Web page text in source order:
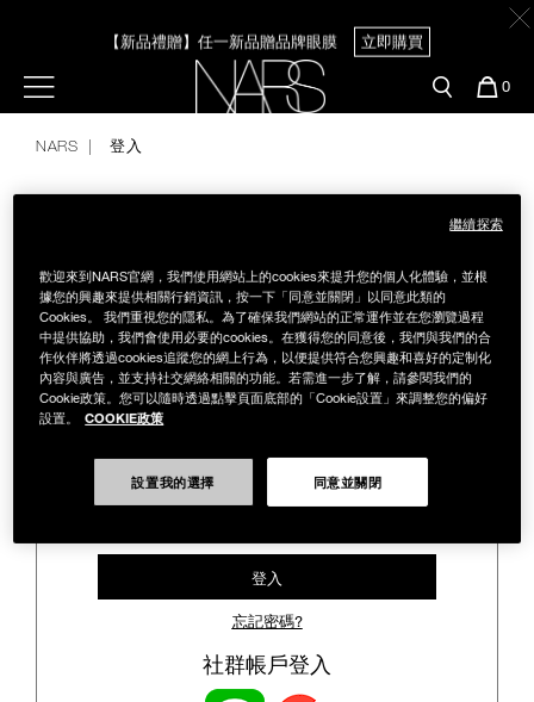
【新品禮贈】任一新品贈品牌眼膜 立即購買
【8/3-8/10限定】限時輸碼贈迷你腮紅露 立即購買
新客首購輸＜WELCOME＞享9折
選單"
您
0
預約金曲獎妝容
官網優惠活動
試用送到家
新客專屬優惠
彩盤及禮盒組
刷具與配件
雙頰
唇部
眼部
彩妝專欄
粉底線上試色
NARS 登入
登入到您的帳戶
電子郵件地址
密碼
記住我
登入
忘記密碼?
社群帳戶登入
歡迎來到NARS官網，我們使用網站上的cookies來提升您的個人化體驗，並根
據您的興趣來提供相關行銷資訊，按一下「同意並關閉」以同意此類的
Cookies。 我們重視您的隱私。為了確保我們網站的正常運作並在您瀏覽過程
中提供協助，我們會使用必要的cookies。在獲得您的同意後，我們與我們的合
作伙伴將透過cookies追蹤您的網上行為，以便提供符合您興趣和喜好的定制化
內容與廣告，並支持社交網絡相關的功能。若需進一步了解，請參閱我們的
Cookie政策。您可以隨時透過點擊頁面底部的「Cookie設置」來調整您的偏好
設置。
COOKIE政策
設置我的選擇 同意並關閉
繼續探索